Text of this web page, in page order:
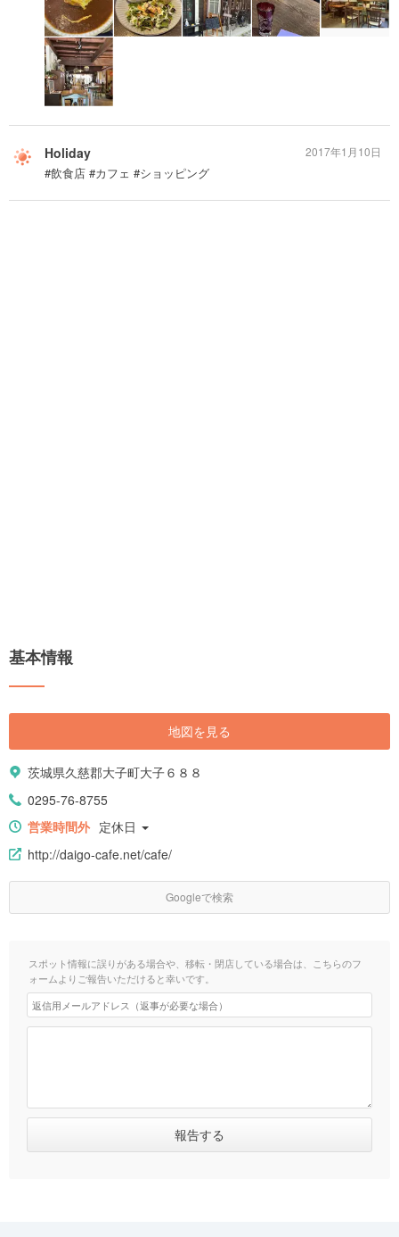
Holiday
#飲食店 #カフェ #ショッピング
2017年1月10日
基本情報
地図を見る
茨城県久慈郡大子町大子６８８
0295-76-8755
営業時間外 定休日
http://daigo-cafe.net/cafe/
Googleで検索
スポット情報に誤りがある場合や、移転・閉店している場合は、こちらのフ
ォームよりご報告いただけると幸いです。